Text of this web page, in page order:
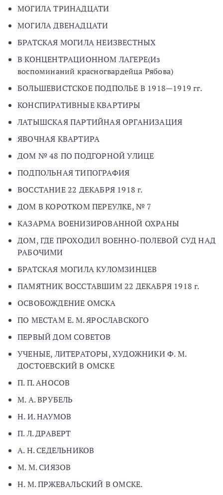
МОГИЛА ТРИНАДЦАТИ
МОГИЛА ДВЕНАДЦАТИ
БРАТСКАЯ МОГИЛА НЕИЗВЕСТНЫХ
В КОНЦЕНТРАЦИОННОМ ЛАГЕРЕ(Из
воспоминаний красногвардейца Рябова)
БОЛЬШЕВИСТСКОЕ ПОДПОЛЬЕ В 1918—1919 гг.
КОНСПИРАТИВНЫЕ КВАРТИРЫ
ЛАТЫШСКАЯ ПАРТИЙНАЯ ОРГАНИЗАЦИЯ
ЯВОЧНАЯ КВАРТИРА
ДОМ № 48 ПО ПОДГОРНОЙ УЛИЦЕ
ПОДПОЛЬНАЯ ТИПОГРАФИЯ
ВОССТАНИЕ 22 ДЕКАБРЯ 1918 г.
ДОМ В КОРОТКОМ ПЕРЕУЛКЕ, № 7
КАЗАРМА ВОЕНИЗИРОВАННОЙ ОХРАНЫ
ДОМ, ГДЕ ПРОХОДИЛ ВОЕННО-ПОЛЕВОЙ СУД НАД
РАБОЧИМИ
БРАТСКАЯ МОГИЛА КУЛОМЗИНЦЕВ
ПАМЯТНИК ВОССТАВШИМ 22 ДЕКАБРЯ 1918 г.
ОСВОБОЖДЕНИЕ ОМСКА
ПО МЕСТАМ Е. М. ЯРОСЛАВСКОГО
ПЕРВЫЙ ДОМ СОВЕТОВ
УЧЕНЫЕ, ЛИТЕРАТОРЫ, ХУДОЖНИКИ Ф. М.
ДОСТОЕВСКИЙ В ОМСКЕ
П. П. АНОСОВ
М. А. ВРУБЕЛЬ
Н. И. НАУМОВ
П. Л. ДРАВЕРТ
А. Н. СЕДЕЛЬНИКОВ
М. М. СИЯЗОВ
Н. М. ПРЖЕВАЛЬСКИЙ В ОМСКЕ.